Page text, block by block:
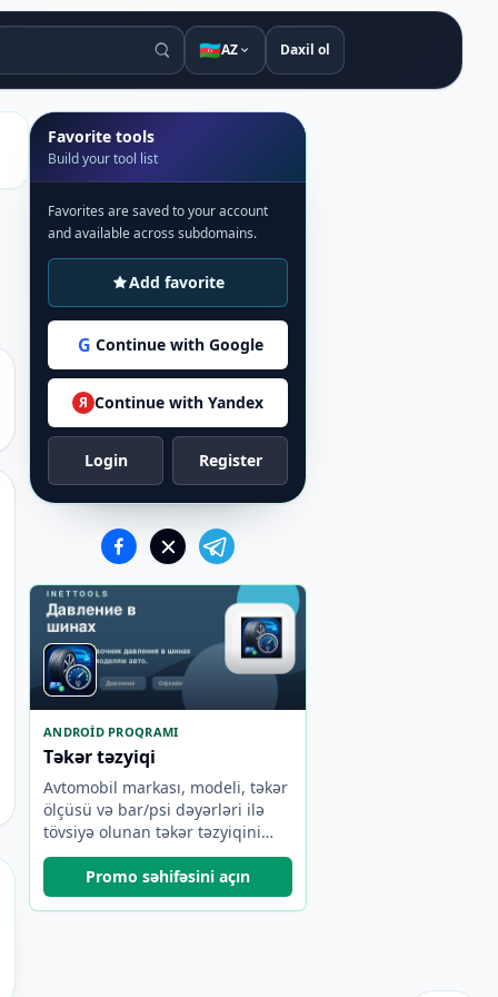
🇦🇿AZ Daxil ol
Favorite tools
Build your tool list
Favorites are saved to your account
and available across subdomains.
Add favorite
G Continue with Google
Я Continue with Yandex
Login Register
ANDROID PROQRAMI
Təkər təzyiqi
Avtomobil markası, modeli, təkər
ölçüsü və bar/psi dəyərləri ilə
tövsiyə olunan təkər təzyiqini
tapın.
Promo səhifəsini açın